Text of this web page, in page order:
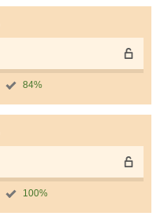
84%
100%